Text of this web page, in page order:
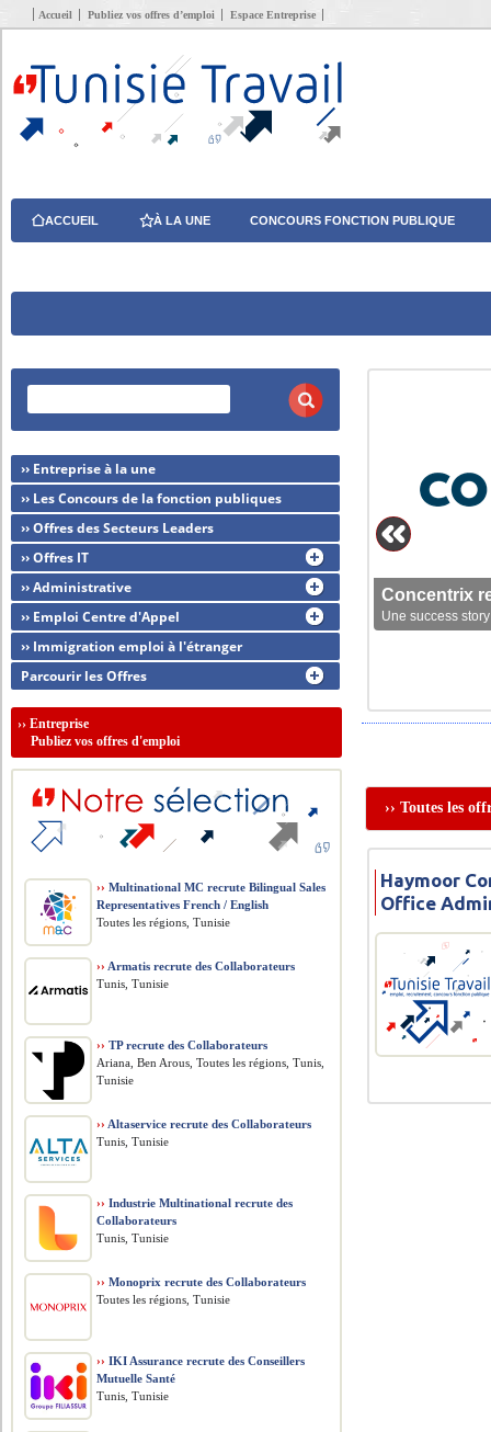
Accueil Publiez vos offres d’emploi Espace Entreprise
ACCUEIL À LA UNE CONCOURS FONCTION PUBLIQUE
Concentrix
Une success
›› Toutes les
Haymoor
Office
›› Entreprise à la une
›› Les Concours de la fonction publiques
›› Offres des Secteurs Leaders
›› Offres IT
›› Administrative
›› Emploi Centre d'Appel
›› Immigration emploi à l'étranger
Parcourir les Offres
››Entreprise
Publiez vos offres d'emploi
›› Multinational MC recrute Bilingual Sales
Representatives French / English
Toutes les régions, Tunisie
›› Armatis recrute des Collaborateurs
Tunis, Tunisie
›› TP recrute des Collaborateurs
Ariana, Ben Arous, Toutes les régions, Tunis,
Tunisie
›› Altaservice recrute des Collaborateurs
Tunis, Tunisie
›› Industrie Multinational recrute des
Collaborateurs
Tunis, Tunisie
›› Monoprix recrute des Collaborateurs
Toutes les régions, Tunisie
›› IKI Assurance recrute des Conseillers
Mutuelle Santé
Tunis, Tunisie